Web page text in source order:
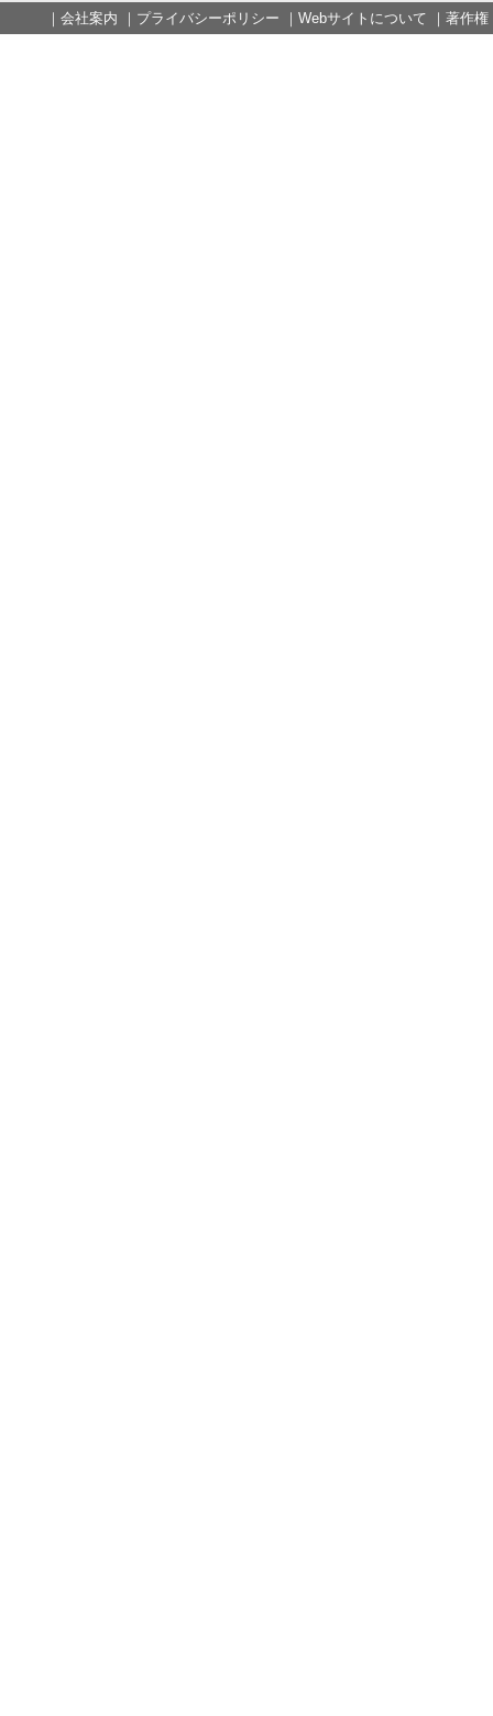
｜ 会社案内 ｜ プライバシーポリシー ｜ Webサイトについて ｜ 著作権